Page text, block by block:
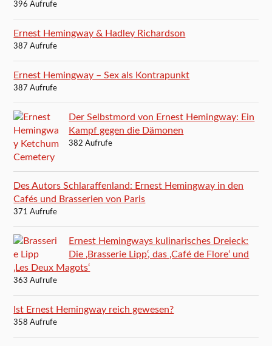
396 Aufrufe
Ernest Hemingway & Hadley Richardson
387 Aufrufe
Ernest Hemingway – Sex als Kontrapunkt
387 Aufrufe
Der Selbstmord von Ernest Hemingway: Ein
Kampf gegen die Dämonen
382 Aufrufe
Des Autors Schlaraffenland: Ernest Hemingway in den
Cafés und Brasserien von Paris
371 Aufrufe
Ernest Hemingways kulinarisches Dreieck:
Die ‚Brasserie Lipp‘, das ‚Café de Flore‘ und
‚Les Deux Magots‘
363 Aufrufe
Ist Ernest Hemingway reich gewesen?
358 Aufrufe